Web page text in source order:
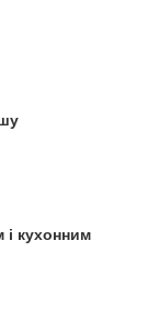
кухонним